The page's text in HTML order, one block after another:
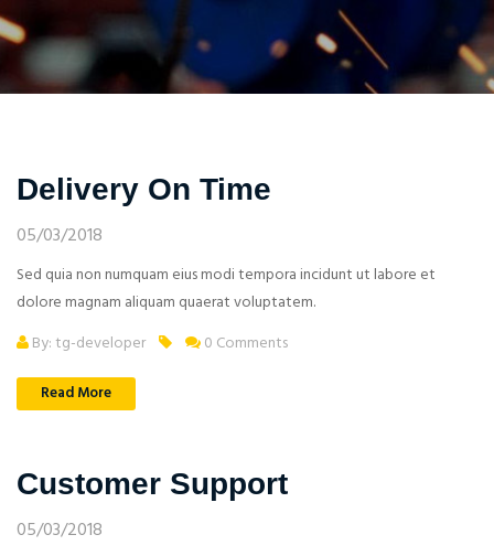
Delivery On Time
05/03/2018
Sed quia non numquam eius modi tempora incidunt ut labore et
dolore magnam aliquam quaerat voluptatem.
By: tg-developer
0 Comments
Read More
Customer Support
05/03/2018